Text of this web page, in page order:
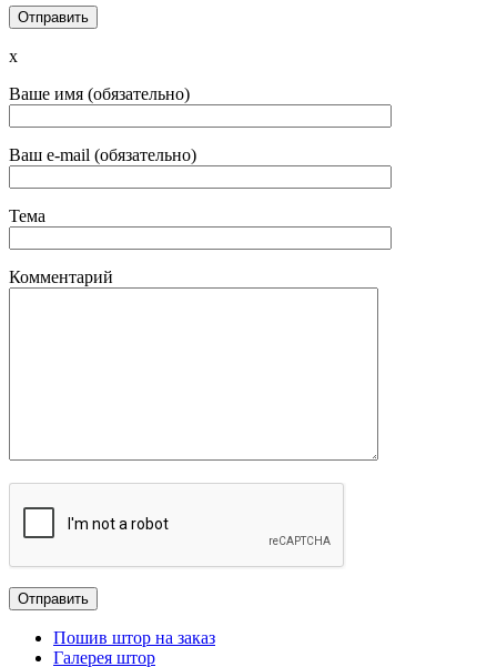
x
Ваше имя (обязательно)
Ваш e-mail (обязательно)
Тема
Комментарий
Пошив штор на заказ
Галерея штор